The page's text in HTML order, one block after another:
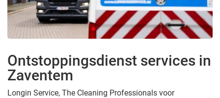
Ontstoppingsdienst services in
Zaventem
Longin Service, The Cleaning Professionals voor